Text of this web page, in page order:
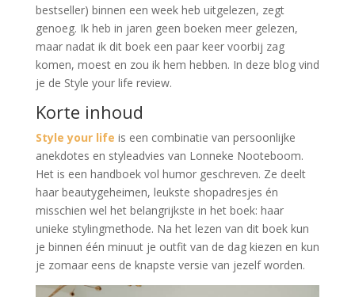
bestseller) binnen een week heb uitgelezen, zegt
genoeg. Ik heb in jaren geen boeken meer gelezen,
maar nadat ik dit boek een paar keer voorbij zag
komen, moest en zou ik hem hebben. In deze blog vind
je de Style your life review.
Korte inhoud
Style your life is een combinatie van persoonlijke
anekdotes en styleadvies van Lonneke Nooteboom.
Het is een handboek vol humor geschreven. Ze deelt
haar beautygeheimen, leukste shopadresjes én
misschien wel het belangrijkste in het boek: haar
unieke stylingmethode. Na het lezen van dit boek kun
je binnen één minuut je outfit van de dag kiezen en kun
je zomaar eens de knapste versie van jezelf worden.